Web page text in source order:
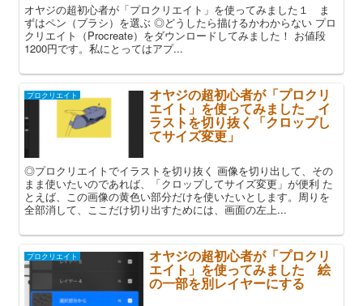
オヤジの超初心者が「プロクリエイト」を使ってみました１ ま
ずはペン（ブラシ）を選ぶ ◎どうしたら描けるかわからない プロ
クリエイト（Procreate）をダウンロードしてみました！ お値段
1200円です。私にとってはアプ...
プロクリエイト
オヤジの超初心者が「プロクリ
エイト」を使ってみました イ
ラストを切り抜く「クロップし
てサイズ変更」
◎プロクリエイトでイラストを切り抜く 画像を切り出して、その
まま使いたいのであれば、「クロップしてサイズ変更」が便利 た
とえば、この画像の黄色い部分だけを使いたいとします。周りを
全部消して、ここだけ切り出すためには、画面の左上...
プロクリエイト
オヤジの超初心者が「プロクリ
エイト」を使ってみました 絵
の一部を別レイヤーにする